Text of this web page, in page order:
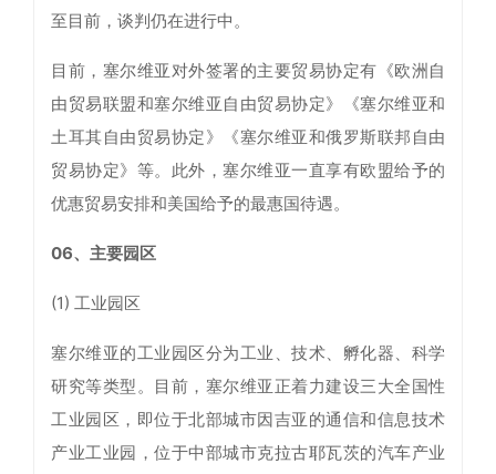
至目前，谈判仍在进行中。
目前，塞尔维亚对外签署的主要贸易协定有《欧洲自
由贸易联盟和塞尔维亚自由贸易协定》《塞尔维亚和
土耳其自由贸易协定》《塞尔维亚和俄罗斯联邦自由
贸易协定》等。此外，塞尔维亚一直享有欧盟给予的
优惠贸易安排和美国给予的最惠国待遇。
06、主要园区
(1) 工业园区
塞尔维亚的工业园区分为工业、技术、孵化器、科学
研究等类型。目前，塞尔维亚正着力建设三大全国性
工业园区，即位于北部城市因吉亚的通信和信息技术
产业工业园，位于中部城市克拉古耶瓦茨的汽车产业